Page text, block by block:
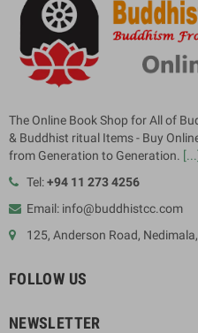
The Online Book Shop for All of
& Buddhist ritual Items - Buy
from Generation to Generation. [...]
Tel:+94 11 273 4256
Email: info@buddhistcc.com
125, Anderson Road,
FOLLOW US
NEWSLETTER